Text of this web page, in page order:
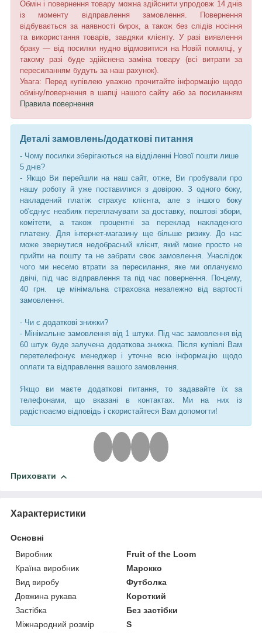
Обмін і повернення товару можна здійснити упродовж 14 днів
із моменту відправлення замовлення. Повернення
відбувається за наявності бирок, а також без слідів носіння
та використання товарів, завдяки клієнту. У разі виявлення
браку — від посилки нудно відмовитися на Новій помилці, у
такому разі буде здійснена заміна товару (всі витрати за
пересиланням будуть за наш рахунок).
Увага: Перед купівлею уважно прочитайте інформацію щодо
обміну/повернення в шапці нашого сайту або за посиланням
Правила повернення
Деталі замовлень/додаткові питання
- Чому посилки зберігаються на відділенні Нової пошти лише
5 днів?
- Якщо Ви перейшли на наш сайт, отже, Ви пробували про
нашу роботу й уже поставилися з довірою. З одного боку,
накладений платіж страхує клієнта, але з іншого боку
об'єднує неабияк переплачувати за доставку, поштові збори,
комітети, а також процентні за переклад накладеного
платежу. Для інтернет-магазину ще більше ризику. До нас
може звернутися недобрасний клієнт, який може просто не
прийти на пошту та не забрати своє замовлення. Унаслідок
чого ми несемо втрати за пересилання, яке ми оплачуємо
двічі, під час відправлення та під час повернення. По-цему,
40 грн. це мінімальна страховка незалежно від вартості
замовлення.
- Чи є додаткові знижки?
- Мінімальне замовлення від 1 штуки. Під час замовлення від
60 штук буде залучена додаткова знижка. Після купівлі Вам
перетелефонує менеджер і уточне всю інформацію щодо
оплати та відправлення вашого замовлення.
Якщо ви маєте додаткові питання, то задавайте їх за
телефонами, що вказані в контактах. Ми на них із
радістюаємо відповідь і скористайтеся Вам допомогти!
Приховати
Характеристики
Основні
Виробник
Fruit of the Loom
Країна виробник
Марокко
Вид виробу
Футболка
Довжина рукава
Короткий
Застібка
Без застібки
Міжнародний розмір
S